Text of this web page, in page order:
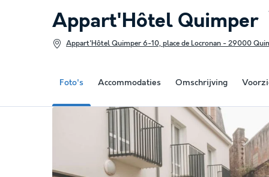
Foto's Accommodaties Omschrijving
Appart'Hôtel Quimper
Appart'Hôtel Quimper 6-10, place de Locronan - 29000